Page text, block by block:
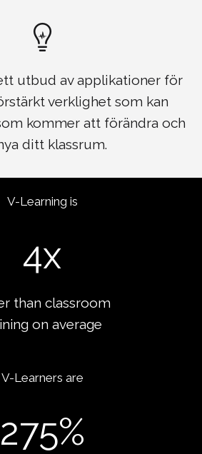
utbud av applikationer för
verklighet som kan
kommer att förändra och
ditt klassrum.
V-Learning is
4x
than classroom
on average
V-Learners are
275%